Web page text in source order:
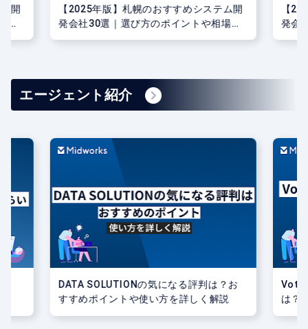
開
に
【2025年版】横浜のおすすめシステム開
発会社30選｜選び方のポイントや相場に
ついてもご紹介
エン
は？
エージェント紹介
Voteee Technologiesの気になる評判
は？おすすめポイントや使い方を詳しく
ス内